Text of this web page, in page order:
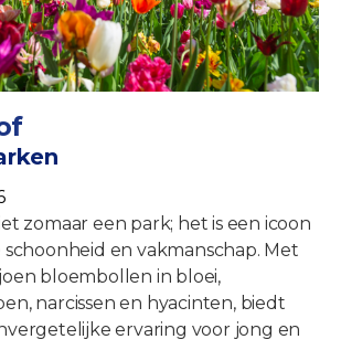
zomaar een park; het is een icoon
en vakmanschap. Met
bloembollen in bloei,
narcissen en hyacinten, biedt
ervaring voor jong en